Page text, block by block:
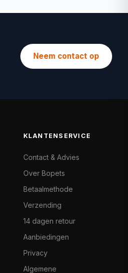
Neem contact op
KLANTENSERVICE
Contact & Advies
Over Bopets
Betaalmethode
Verzending
14 dagen retour
Aanbiedingen
Privacy
Algemene